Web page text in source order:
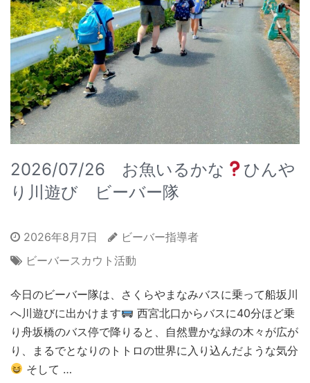
2026/07/26 お魚いるかな
ひんや
り川遊び ビーバー隊
2026年8月7日
ビーバー指導者
ビーバースカウト活動
今日のビーバー隊は、さくらやまなみバスに乗って船坂川
へ川遊びに出かけます
西宮北口からバスに40分ほど乗
り舟坂橋のバス停で降りると、自然豊かな緑の木々が広が
り、まるでとなりのトトロの世界に入り込んだような気分
そして …